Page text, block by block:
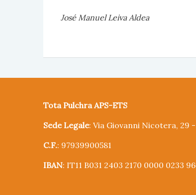
José Manuel Leiva Aldea
Tota Pulchra APS-ETS
Sede Legale: Via Giovanni Nicotera, 29 -
C.F.: 97939900581
IBAN: IT11 B031 2403 2170 0000 0233